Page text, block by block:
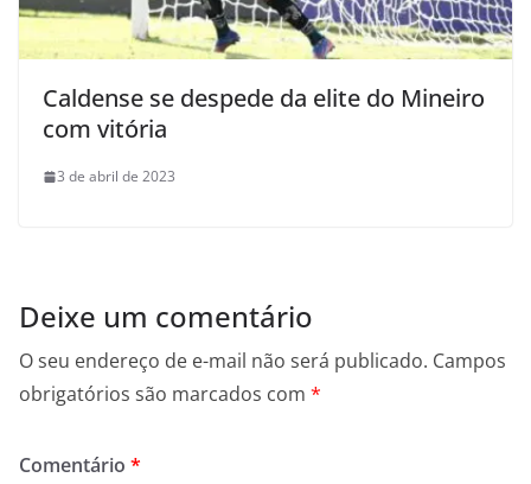
Caldense se despede da elite do Mineiro
com vitória
3 de abril de 2023
Deixe um comentário
O seu endereço de e-mail não será publicado. Campos
obrigatórios são marcados com *
Comentário *